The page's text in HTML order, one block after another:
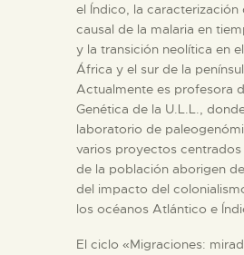
el Índico, la caracterización
causal de la malaria en
y la transición neolítica en
África y el sur de la
Actualmente es profesora
Genética de la U.L.L.,
laboratorio de
varios proyectos centrados
de la población aborigen
del impacto del
los océanos Atlántico e
El ciclo «Migraciones: